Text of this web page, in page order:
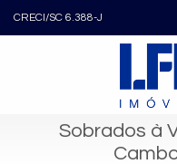
CRECI/SC 6.388-J
Sobrados à